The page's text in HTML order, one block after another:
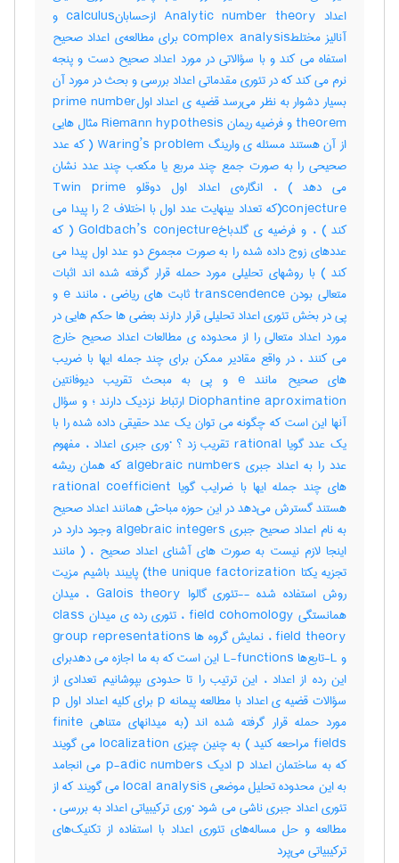
اعداد Analytic number theory ازحسابانcalculus و
آنالیز مختلطcomplex analysis برای مطالعه‌ی اعداد صحیح
استفاه می کند و با سؤالاتی در مورد اعداد صحیح دست و پنجه
نرم می کند که در تئوری مقدماتی اعداد بررسی و بحث در مورد آن
بسیار دشوار به نظر می‌رسد قضیه ی اعداد اولprime number
theorem و فرضیه ریمان Riemann hypothesis مثال هایی
از آن هستند مسئله ی وارینگ Waring’s problem ( که عدد
صحیحی را به صورت جمع چند مربع یا مکعب چند عدد نشان
می دهد ) ، انگاره‌ی اعداد اول دوقلو Twin prime
conjecture(که تعداد بینهایت عدد اول با اختلاف 2 را پیدا می
کند ) ، و فرضیه ی گلدباخGoldbach’s conjecture ( که
عددهای زوج داده شده را به صورت مجموع دو عدد اول پیدا می
کند ) با روشهای تحلیلی مورد حمله قرار گرفته شده اند اثبات
متعالی بودن transcendence ثابت های ریاضی ، مانند e و
پی در بخش تئوری اعداد تحلیلی قرار دارند بعضی ها حکم هایی در
مورد اعداد متعالی را از محدوده ی مطالعات اعداد صحیح خارج
می کنند ، در واقع مقادیر ممکن برای چند جمله ایها با ضریب
های صحیح مانند e و پی به مبحث تقریب دیوفانتین
Diophantine aproximation ارتباط نزدیک دارند ؛ و سؤال
آنها این است که چگونه می توان یک عدد حقیقی داده شده را با
یک عدد گویا rational تقریب زد ؟ ·وری جبری اعداد ، مفهوم
عدد را به اعداد جبری algebraic numbers که همان ریشه
های چند جمله ایها با ضرایب گویا rational coefficient
هستند گسترش می‌دهد در این حوزه مباحثی همانند اعداد صحیح
به نام اعداد صحیح جبری algebraic integers وجود دارد در
اینجا لازم نیست به صورت های آشنای اعداد صحیح ، ( مانند
تجزیه یکتا the unique factorization) پایبند باشیم مزیت
روش استفاده شده --تئوری گالوا Galois theory ، میدان
همانستگی field cohomology ، تئوری رده ی میدان class
field theory ، نمایش گروه ها group representations
و L-تابع‌ها L-functions این است که به ما اجازه می دهدبرای
این رده از اعداد ، این ترتیب را تا حدودی بپوشانیم تعدادی از
سؤالات قضیه ی اعداد با مطالعه پیمانه p برای کلیه اعداد اول p
مورد حمله قرار گرفته شده اند (به میدانهای متناهی finite
fields مراحعه کنید ) به چنین چیزی localization می گویند
که به ساختمان اعداد p ادیک p-adic numbers می انجامد
به این محدوده تحلیل موضعی local analysis می گویند که از
تئوری اعداد جبری ناشی می شود ·وری ترکیبیاتی اعداد به بررسی ،
مطالعه و حل مساله‌های تئوری اعداد با استفاده از تکنیک‌های
ترکیبیاتی می‌پرد